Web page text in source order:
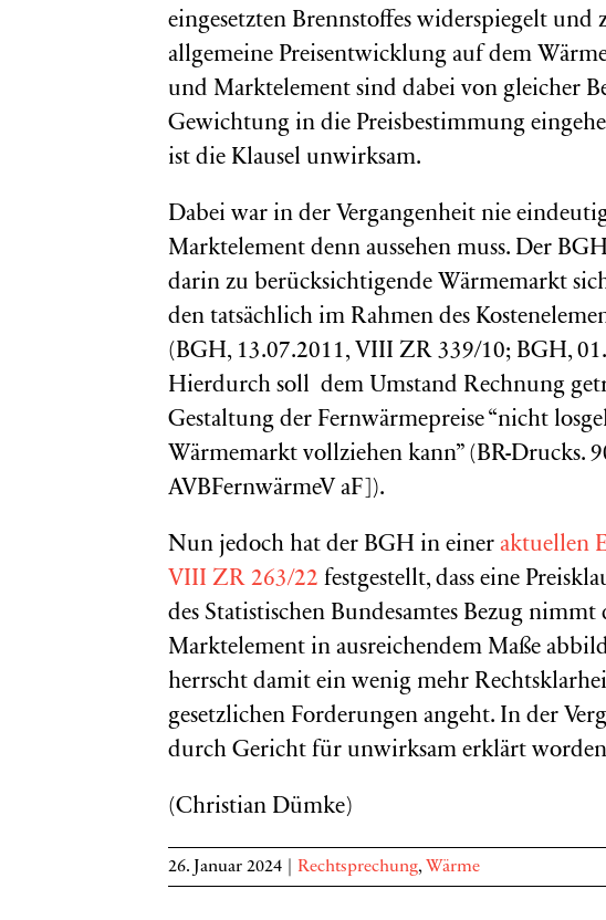
eingesetzten Brennstoffes widerspiegelt und
allgemeine Preisentwicklung auf dem
und Marktelement sind dabei von gleicher
Gewichtung in die Preisbestimmung
ist die Klausel unwirksam.
Dabei war in der Vergangenheit nie
Marktelement denn aussehen muss. Der
darin zu berücksichtigende Wärmemarkt
den tatsächlich im Rahmen des
(BGH, 13.07.2011, VIII ZR 339/10; BGH,
Hierdurch soll dem Umstand Rechnung
Gestaltung der Fernwärmepreise “nicht
Wärmemarkt vollziehen kann” (BR-Drucks.
AVBFernwärmeV aF]).
Nun jedoch hat der BGH in einer aktuellen
VIII ZR 263/22 festgestellt, dass eine
des Statistischen Bundesamtes Bezug nimmt
Marktelement in ausreichendem Maße
herrscht damit ein wenig mehr
gesetzlichen Forderungen angeht. In der
durch Gericht für unwirksam erklärt
(Christian Dümke)
26. Januar 2024 Rechtsprechung, Wärme